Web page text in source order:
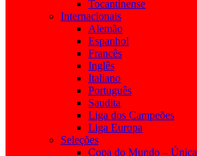
Tocantinense
Internacionais
Alemão
Espanhol
Francês
Inglês
Italiano
Português
Saudita
Liga dos Campeões
Liga Europa
Seleções
Copa do Mundo – Única